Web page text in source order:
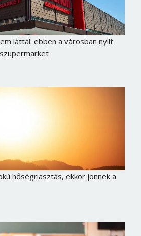
láttál: ebben a városban nyílt
hőségriasztás, ekkor jönnek a